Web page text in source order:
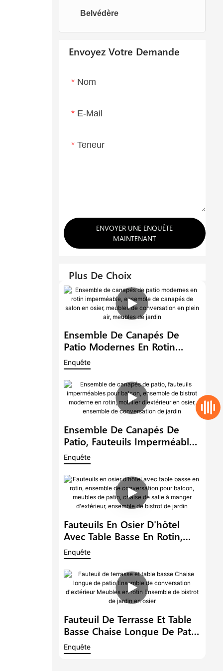
Chaises oeufs
Chaise longue
Belvédère
Envoyez Votre Demande
Nom
E-Mail
Teneur
ENVOYER UNE ENQUÊTE
MAINTENANT
Plus De Choix
Ensemble De Canapés De
Patio Modernes En Rotin
Imperméable, Ensemble De
Canapés De Salon En Osier,
Meubles De Conversation En
Plein Air, Meubles De Jardin
Enquête
Ensemble De Canapés De
Patio, Fauteuils Imperméables
Pour Balcon, Ensemble De
Bistrot Moderne En Rotin,
Mobilier D'extérieur En Osier,
Ensemble De Conversation De
Jardin
Enquête
Fauteuils En Osier D'hôtel
Avec Table Basse En Rotin,
Ensemble De Conversation
Pour Balcon, Meubles De
Patio, Chaise De Salle À
Manger D'extérieur, Ensemble
De Bistrot De Jardin
Enquête
Fauteuil De Terrasse Et Table
Basse Chaise Longue De Patio
Ensemble De Conversation
D'extérieur Meubles En Rotin
Enquête